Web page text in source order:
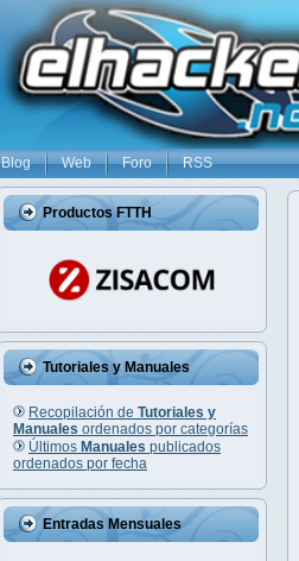
Blog Web Foro RSS
Productos FTTH
Tutoriales y Manuales
Recopilación de Tutoriales y
Manuales ordenados por categorías
Últimos Manuales publicados
ordenados por fecha
Entradas Mensuales